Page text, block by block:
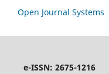
Open Journal Systems
e-ISSN: 2675-1216